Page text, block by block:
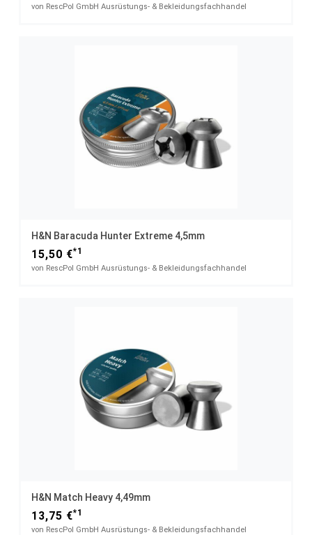
von RescPol GmbH Ausrüstungs- & Bekleidungsfachhandel
H&N Baracuda Hunter Extreme 4,5mm
15,50 €*1
von RescPol GmbH Ausrüstungs- & Bekleidungsfachhandel
H&N Match Heavy 4,49mm
13,75 €*1
von RescPol GmbH Ausrüstungs- & Bekleidungsfachhandel